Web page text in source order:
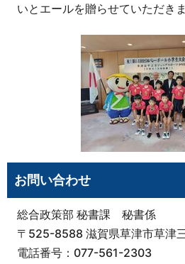
いとエールを贈らせていただきま
お問い合わせ
総合政策部 秘書課 秘書係
〒525-8588 滋賀県草津市草津
電話番号：077-561-2303